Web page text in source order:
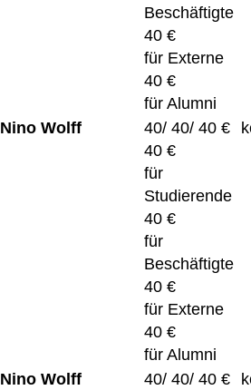
Beschäftigte
40 €
für Externe
40 €
für Alumni
Nino Wolff
40/ 40/ 40 €
40 €
für
Studierende
40 €
für
Beschäftigte
40 €
für Externe
40 €
für Alumni
Nino Wolff
40/ 40/ 40 €